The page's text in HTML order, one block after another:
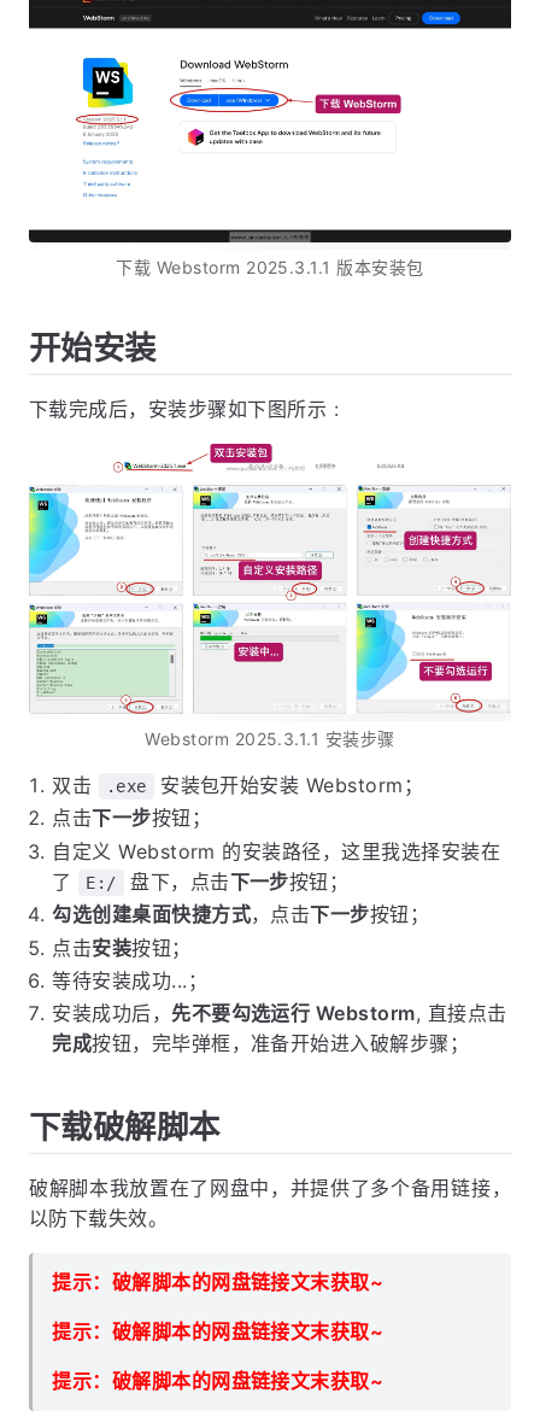
下载 Webstorm 2025.3.1.1 版本安装包
开始安装
下载完成后，安装步骤如下图所示 :
Webstorm 2025.3.1.1 安装步骤
双击 .exe
安装包开始安装 Webstorm；
点击下一步按钮；
自定义 Webstorm 的安装路径，这里我选择安装在
了
E:/ 盘下，点击下一步按钮；
勾选创建桌面快捷方式，点击下一步按钮；
点击安装按钮；
等待安装成功...；
安装成功后， 先不要勾选运行 Webstorm, 直接点击
完成按钮，完毕弹框，准备开始进入破解步骤；
下载破解脚本
破解脚本我放置在了网盘中，并提供了多个备用链接，
以防下载失效。
提示：破解脚本的网盘链接文末获取~
提示：破解脚本的网盘链接文末获取~
提示：破解脚本的网盘链接文末获取~